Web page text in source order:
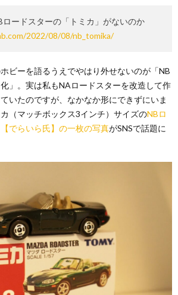
ロードスターの「トミカ」がないのか
2022/08/08/nb_tomika/
ビーを語るうえでやはり外せないのが「NB
」。実は私もNAロードスターを改造して作
いたのですが、なかなか形にできずにいま
（マッチボックス3インチ）サイズのNBロ
でらいら氏】の一枚の写真がSNSで話題に